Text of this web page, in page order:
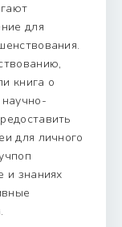
для
книга о
для личного
и знаниях